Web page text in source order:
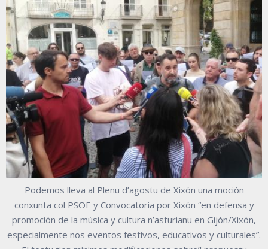
Podemos lleva al Plenu d’agostu de Xixón una moción
conxunta col PSOE y Convocatoria por Xixón “en defensa y
promoción de la música y cultura n’asturianu en Gijón/Xixón,
especialmente nos eventos festivos, educativos y culturales”.